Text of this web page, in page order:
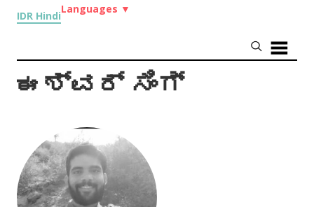
IDR Hindi
Languages ▼
ಈಶ್ವರ್ ಸಿಂಗ್